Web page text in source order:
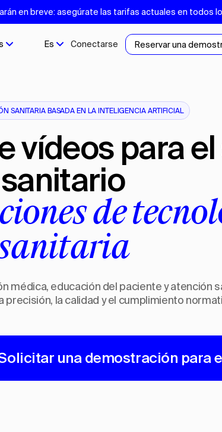
en breve: asegúrate las tarifas actuales en todos
Es Conectarse Reservar una
SANITARIA BASADA EN LA INTELIGENCIA ARTIFICIAL
sanitario
de
médica, educación del paciente y atención
precisión, la calidad y el cumplimiento
una demostración para